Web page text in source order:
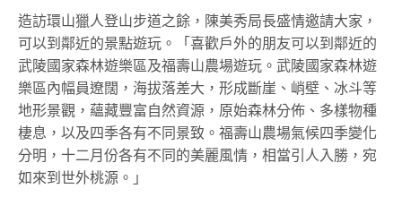
造訪環山獵人登山步道之餘，陳美秀局長盛情邀請大家，
可以到鄰近的景點遊玩。「喜歡戶外的朋友可以到鄰近的
武陵國家森林遊樂區及福壽山農場遊玩。武陵國家森林遊
樂區內幅員遼闊，海拔落差大，形成斷崖、峭壁、冰斗等
地形景觀，蘊藏豐富自然資源，原始森林分佈、多樣物種
棲息，以及四季各有不同景致。福壽山農場氣候四季變化
分明，十二月份各有不同的美麗風情，相當引人入勝，宛
如來到世外桃源。」